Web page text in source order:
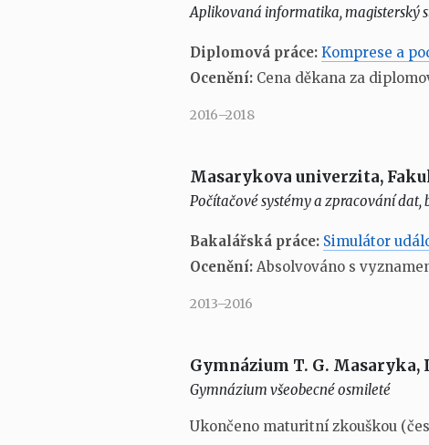
Aplikovaná informatika, magisterský
Diplomová práce: Komprese a
Ocenění: Cena děkana za
2016–2018
Masarykova univerzita,
Počítačové systémy a zpracování
Bakalářská práce: Simulátor
Ocenění: Absolvováno s
2013–2016
Gymnázium T. G.
Gymnázium všeobecné osmileté
Ukončeno maturitní zkouškou